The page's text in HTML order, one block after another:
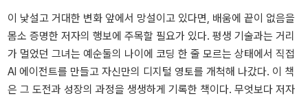
이 낯설고 거대한 변화 앞에서 망설이고 있다면, 배움에 끝이 없음을
몸소 증명한 저자의 행보에 주목할 필요가 있다. 평생 기술과는 거리
가 멀었던 그녀는 예순둘의 나이에 코딩 한 줄 모르는 상태에서 직접
AI 에이전트를 만들고 자신만의 디지털 영토를 개척해 나갔다. 이 책
은 그 도전과 성장의 과정을 생생하게 기록한 책이다. 무엇보다 저자